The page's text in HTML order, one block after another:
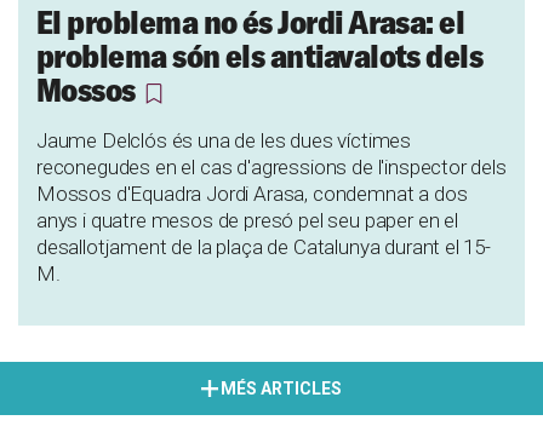
El problema no és Jordi Arasa: el
problema són els antiavalots dels
Mossos
Jaume Delclós és una de les dues víctimes
reconegudes en el cas d'agressions de l'inspector dels
Mossos d'Equadra Jordi Arasa, condemnat a dos
anys i quatre mesos de presó pel seu paper en el
desallotjament de la plaça de Catalunya durant el 15-
M.
MÉS ARTICLES